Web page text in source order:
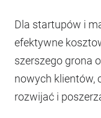
Dla startupów i
efektywne
szerszego grona
nowych klientów,
rozwijać i